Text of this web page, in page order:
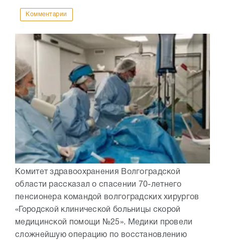
Комментарии
Комитет здравоохранения Волгоградской
области рассказал о спасении 70-летнего
пенсионера командой волгоградских хирургов
«Городской клинической больницы скорой
медицинской помощи №25». Медики провели
сложнейшую операцию по восстановлению